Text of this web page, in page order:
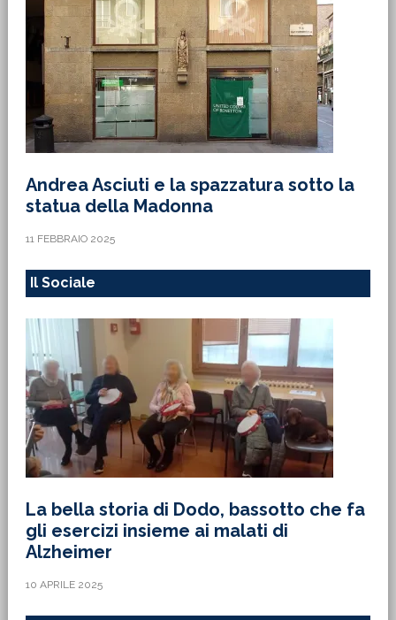
Andrea Asciuti e la spazzatura sotto la
statua della Madonna
11 FEBBRAIO 2025
Il Sociale
La bella storia di Dodo, bassotto che fa
gli esercizi insieme ai malati di
Alzheimer
10 APRILE 2025